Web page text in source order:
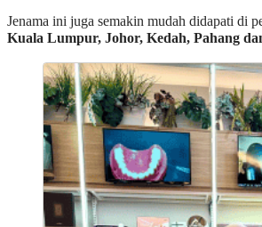
Jenama ini juga semakin mudah didapati di
Kuala Lumpur, Johor, Kedah, Pahang